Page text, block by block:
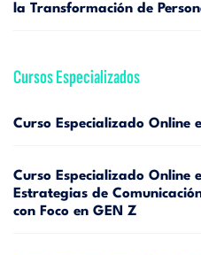
la Transformación de
Cursos Especializados
Curso Especializado Online
Curso Especializado Online
Estrategias de
con Foco en GEN Z